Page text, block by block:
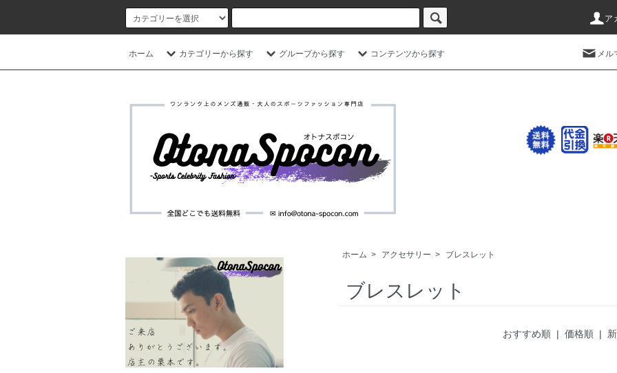
ア
ホーム カテゴリーから探す グループから探す コンテンツから探す メル
ホーム > アクセサリー > ブレスレット
ブレスレット
おすすめ順 | 価格順 |